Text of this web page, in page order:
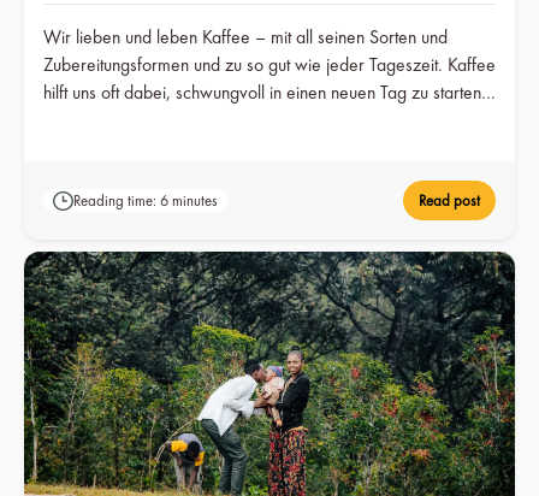
Wir lieben und leben Kaffee – mit all seinen Sorten und
Zubereitungsformen und zu so gut wie jeder Tageszeit. Kaffee
hilft uns oft dabei, schwungvoll in einen neuen Tag zu starten.
abseits davon kann dich die eine oder andere Tasse
schwarzer Kaffee im Alltag unterstützen – zum Beispiel beim
Biohacker Andreas Breitfeld herausgefunden.
Reading time: 6 minutes Read post